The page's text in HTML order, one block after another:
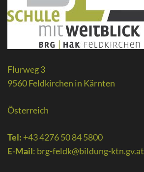
Flurweg 3
9560 Feldkirchen in Kärnten
Österreich
Tel: +43 4276 50 84 5800
E-Mail: brg-feldk@bildung-ktn.gv.at